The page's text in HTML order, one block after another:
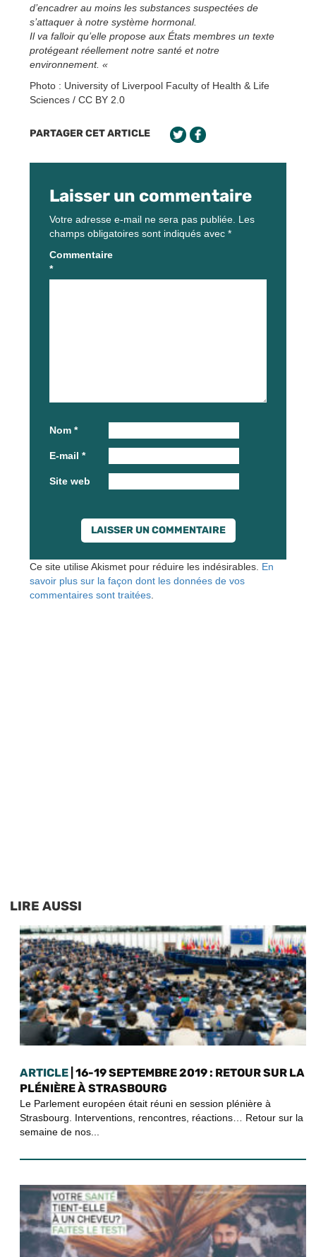
d’encadrer au moins les substances suspectées de
s’attaquer à notre système hormonal.
Il va falloir qu’elle propose aux États membres un texte
protégeant réellement notre santé et notre
environnement. «
Photo : University of Liverpool Faculty of Health & Life
Sciences / CC BY 2.0
PARTAGER CET ARTICLE
Laisser un commentaire
Votre adresse e-mail ne sera pas publiée. Les
champs obligatoires sont indiqués avec *
Commentaire
*
Nom *
E-mail *
Site web
Ce site utilise Akismet pour réduire les indésirables. En
savoir plus sur la façon dont les données de vos
commentaires sont traitées
LIRE AUSSI
ARTICLE | 16-19 SEPTEMBRE 2019 : RETOUR SUR LA
PLÉNIÈRE À STRASBOURG
Le Parlement européen était réuni en session plénière à
Strasbourg. Interventions, rencontres, réactions… Retour sur la
semaine de nos...